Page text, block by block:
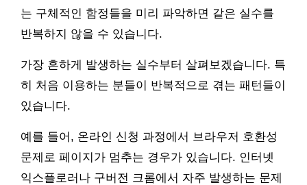
는 구체적인 함정들을 미리 파악하면 같은 실수를
반복하지 않을 수 있습니다.
가장 흔하게 발생하는 실수부터 살펴보겠습니다. 특
히 처음 이용하는 분들이 반복적으로 겪는 패턴들이
있습니다.
예를 들어, 온라인 신청 과정에서 브라우저 호환성
문제로 페이지가 멈추는 경우가 있습니다. 인터넷
익스플로러나 구버전 크롬에서 자주 발생하는 문제